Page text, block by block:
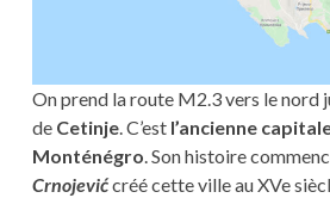
On prend la route M2.3 vers le nord
de Cetinje. C’est l’ancienne
Monténégro. Son histoire
Crnojevićcréé cette ville au XVe